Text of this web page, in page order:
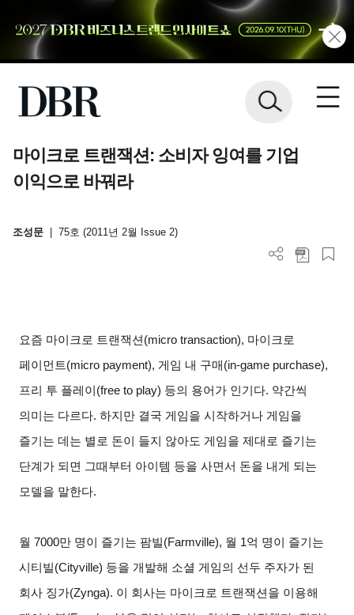
마이크로 트랜잭션: 소비자 잉여를 기업
이익으로 바꿔라
조성문 75호 (2011년 2월 Issue 2)
요즘 마이크로 트랜잭션(micro transaction), 마이크로
페이먼트(micro payment), 게임 내 구매(in-game purchase),
프리 투 플레이(free to play) 등의 용어가 인기다. 약간씩
의미는 다르다. 하지만 결국 게임을 시작하거나 게임을
즐기는 데는 별로 돈이 들지 않아도 게임을 제대로 즐기는
단계가 되면 그때부터 아이템 등을 사면서 돈을 내게 되는
모델을 말한다.
월 7000만 명이 즐기는 팜빌(Farmville), 월 1억 명이 즐기는
시티빌(Cityville) 등을 개발해 소셜 게임의 선두 주자가 된
회사 징가(Zynga). 이 회사는 마이크로 트랜잭션을 이용해